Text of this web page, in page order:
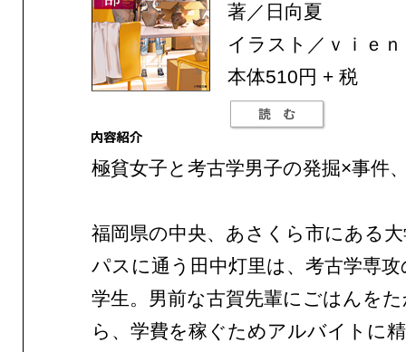
著／日向夏
イラスト／ｖｉｅ
本体510円 + 税
極貧女子と考古学男子の発掘×事件
福岡県の中央、あさくら市にある
パスに通う田中灯里は、考古学専
学生。男前な古賀先輩にごはんを
ら、学費を稼ぐためアルバイトに